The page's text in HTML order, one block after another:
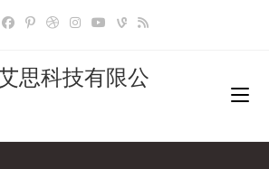
思科技有限公